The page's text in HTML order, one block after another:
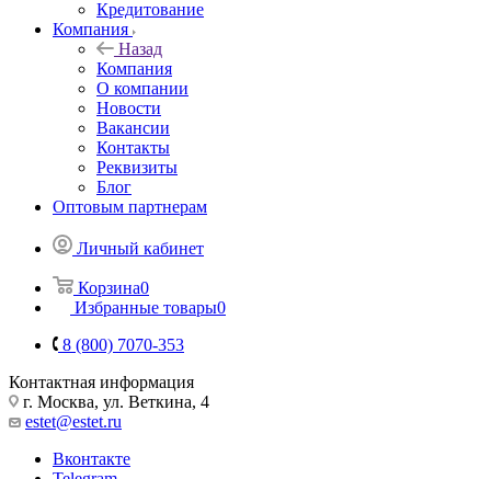
Кредитование
Компания
Назад
Компания
О компании
Новости
Вакансии
Контакты
Реквизиты
Блог
Оптовым партнерам
Личный кабинет
Корзина0
Избранные товары0
8 (800) 7070-353
Контактная информация
г. Москва, ул. Веткина, 4
estet@estet.ru
Вконтакте